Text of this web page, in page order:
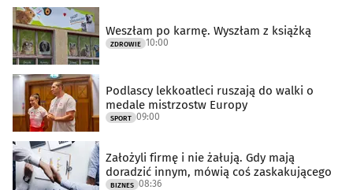
Weszłam po karmę. Wyszłam z książką
ZDROWIE 10:00
Podlascy lekkoatleci ruszają do walki o
medale mistrzostw Europy
SPORT 09:00
Założyli firmę i nie żałują. Gdy mają
doradzić innym, mówią coś zaskakującego
BIZNES 08:36